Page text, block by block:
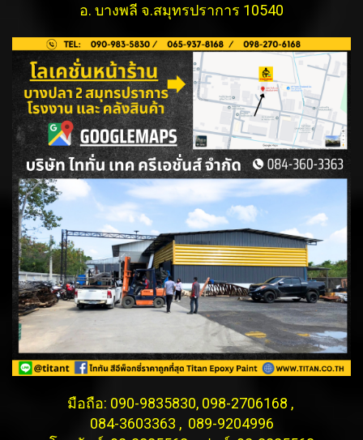
อ. บางพลี จ.สมุทรปราการ 10540
มือถือ: 090-9835830, 098-2706168 ,
084-3603363 , 089-9204996